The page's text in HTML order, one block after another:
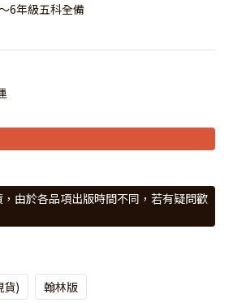
6年級五科全備
由於各品項出版時間不同，若有疑問歡
貨) 翰林版